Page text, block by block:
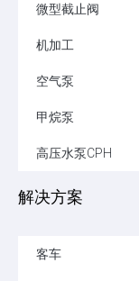
微型截止阀
机加工
空气泵
甲烷泵
高压水泵CPH
解决方案
客车